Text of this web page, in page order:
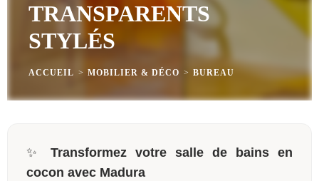
TRANSPARENTS
STYLÉS
ACCUEIL > MOBILIER & DÉCO > BUREAU
✨ Transformez votre salle de bains en
cocon avec Madura